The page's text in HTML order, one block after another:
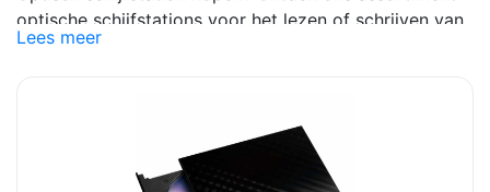
optische schijfstations voor het lezen of schrijven van
cd’s, dvd’s of Blu-ray-schijven. Handig voor pc’s,
betalen in termijnen, gespreid betalen of achteraf
betalen? Bij Beryl Media kies je eenvoudig de
betaalmethode die bij je past. Ook optische
Lees meer